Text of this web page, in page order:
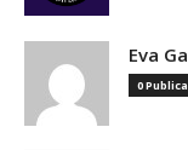
Eva
0